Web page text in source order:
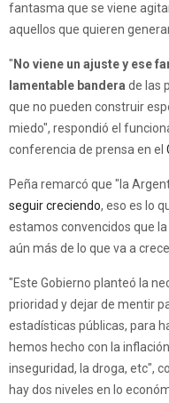
fantasma que se viene
aquellos que quieren
" No viene un ajuste y ese
lamentable bandera de las
que no pueden construir
miedo", respondió el
conferencia de prensa en el
Peña remarcó que "la
seguir creciendo, eso es lo
estamos convencidos que
aún más de lo que va a
"Este Gobierno planteó la
prioridad y dejar de mentir
estadísticas públicas, para
hemos hecho con la
inseguridad, la droga, etc",
hay dos niveles en lo